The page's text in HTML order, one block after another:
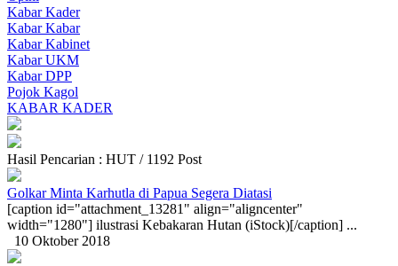
Kabar Kader
Kabar Kabar
Kabar Kabinet
Kabar UKM
Kabar DPP
Pojok Kagol
KABAR KADER
Hasil Pencarian : HUT / 1192 Post
Golkar Minta Karhutla di Papua Segera Diatasi
[caption id="attachment_13281" align="aligncenter"
width="1280"] ilustrasi Kebakaran Hutan (iStock)[/caption] ...
10 Oktober 2018